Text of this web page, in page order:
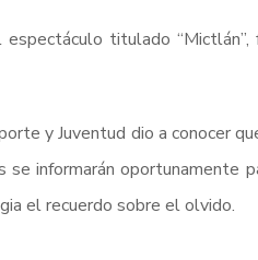
titulado
y Juventud dio a conocer
se informarán
el recuerdo sobre el olvido.